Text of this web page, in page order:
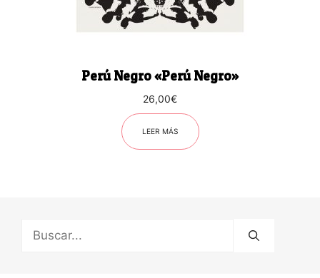
Perú Negro «Perú Negro»
26,00€
LEER MÁS
Buscar: